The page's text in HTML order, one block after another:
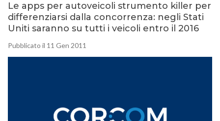
Le apps per autoveicoli strumento killer per
differenziarsi dalla concorrenza: negli Stati
Uniti saranno su tutti i veicoli entro il 2016
Pubblicato il 11 Gen 2011